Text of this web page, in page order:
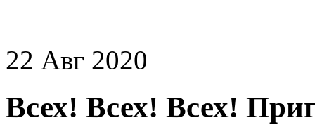
22 Авг 2020
Всех! Всех! Всех!